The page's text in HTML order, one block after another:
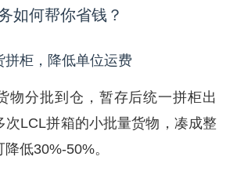
如何帮你省钱？
拼柜，降低单位运费
物分批到仓，暂存后统一拼柜出
次LCL拼箱的小批量货物，凑成整
低30%-50%。